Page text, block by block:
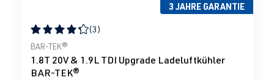
3 JAHRE GARANTIE
Durchschnittliche Bewertung von 4.33 von 5 Sternen
(3)
BAR-TEK®
1.8T 20V & 1.9L TDI Upgrade Ladeluftkühler
BAR-TEK®